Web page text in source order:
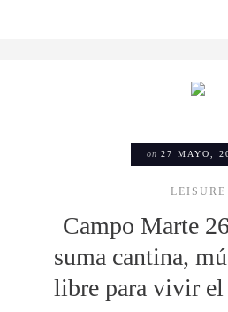
on 27 MAYO,
LEISURE
Campo Marte
suma cantina,
libre para vivir